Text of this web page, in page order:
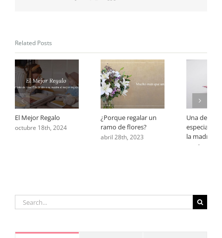
Related Posts
El Mejor Regalo
octubre 18th, 2024
¿Porque regalar un
ramo de flores?
abril 28th, 2023
Una
especial
la madre
octubre
Search
for: